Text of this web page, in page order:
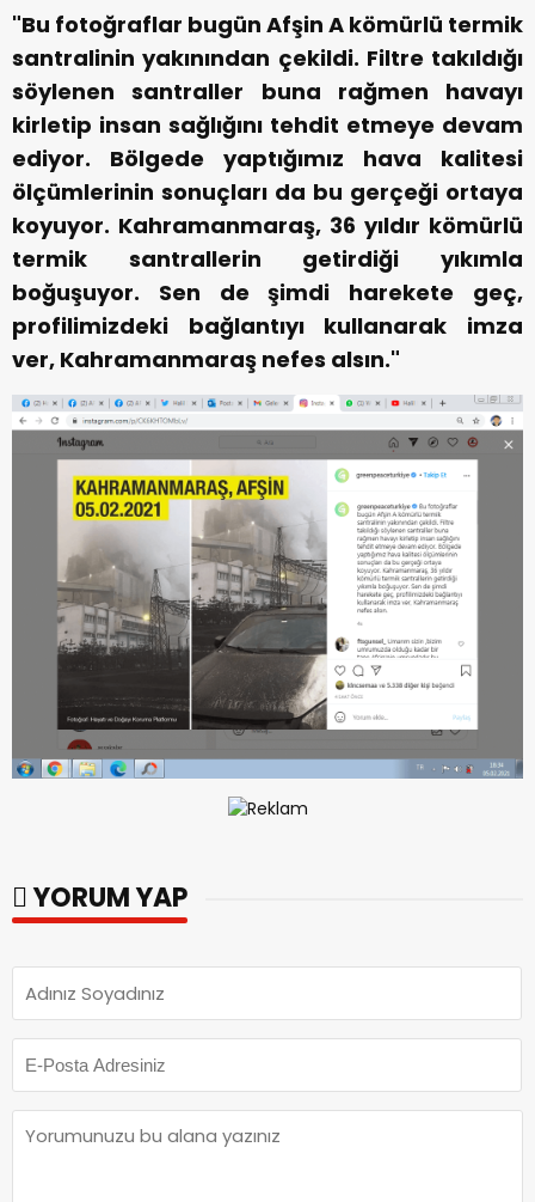
"Bu fotoğraflar bugün Afşin A kömürlü termik
santralinin yakınından çekildi. Filtre takıldığı
söylenen santraller buna rağmen havayı
kirletip insan sağlığını tehdit etmeye devam
ediyor. Bölgede yaptığımız hava kalitesi
ölçümlerinin sonuçları da bu gerçeği ortaya
koyuyor. Kahramanmaraş, 36 yıldır kömürlü
termik santrallerin getirdiği yıkımla
boğuşuyor. Sen de şimdi harekete geç,
profilimizdeki bağlantıyı kullanarak imza
ver, Kahramanmaraş nefes alsın."
YORUM YAP